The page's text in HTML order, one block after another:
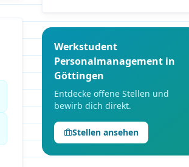
Werkstudent
Personalmanagement in
Göttingen
Entdecke offene Stellen und
bewirb dich direkt.
Stellen ansehen